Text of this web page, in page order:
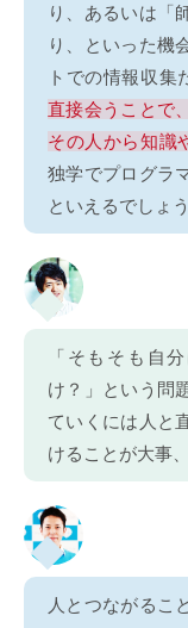
り、あるいは「
り、といった機
トでの情報収集
直接会うことで
その人から知識
独学でプログラ
といえるでしょう
「そもそも自
け？」という問
ていくには人と
けることが大事
人とつながるこ